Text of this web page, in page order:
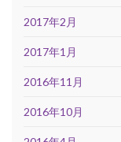
2017年2月
2017年1月
2016年11月
2016年10月